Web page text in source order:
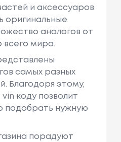
и аксессуаров
оригинальные
аналогов от
всего мира.
самых разных
Благодоря этому,
коду позволит
подобрать нужную
порадуют